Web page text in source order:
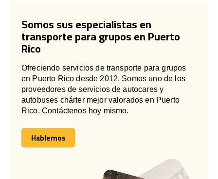
Somos sus especialistas en
transporte para grupos en Puerto
Rico
Ofreciendo servicios de transporte para grupos
en Puerto Rico desde 2012. Somos uno de los
proveedores de servicios de autocares y
autobuses chárter mejor valorados en Puerto
Rico. Contáctenos hoy mismo.
Hablemos
Hablemos